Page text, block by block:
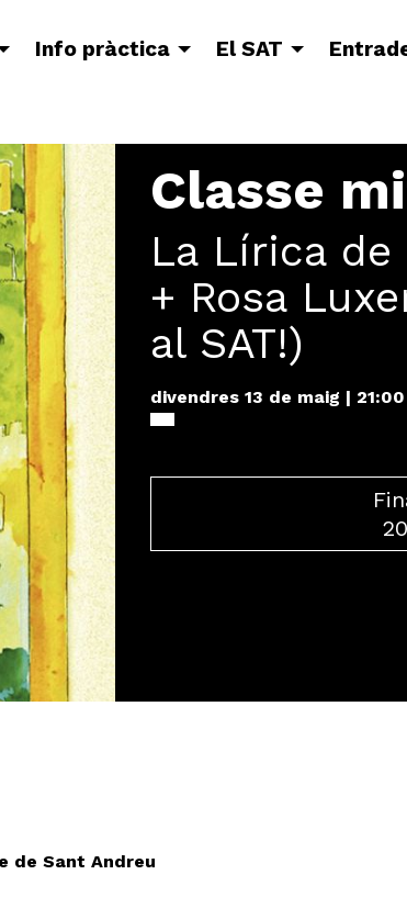
Info pràctica El SAT
Classe
La Lírica de
+ Rosa
al SAT!)
divendres 13 de maig |
de Sant Andreu